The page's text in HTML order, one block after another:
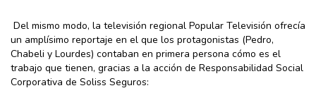
Del mismo modo, la televisión regional Popular Televisión ofrecía
un amplísimo reportaje en el que los protagonistas (Pedro,
Chabeli y Lourdes) contaban en primera persona cómo es el
trabajo que tienen, gracias a la acción de Responsabilidad Social
Corporativa de Soliss Seguros: